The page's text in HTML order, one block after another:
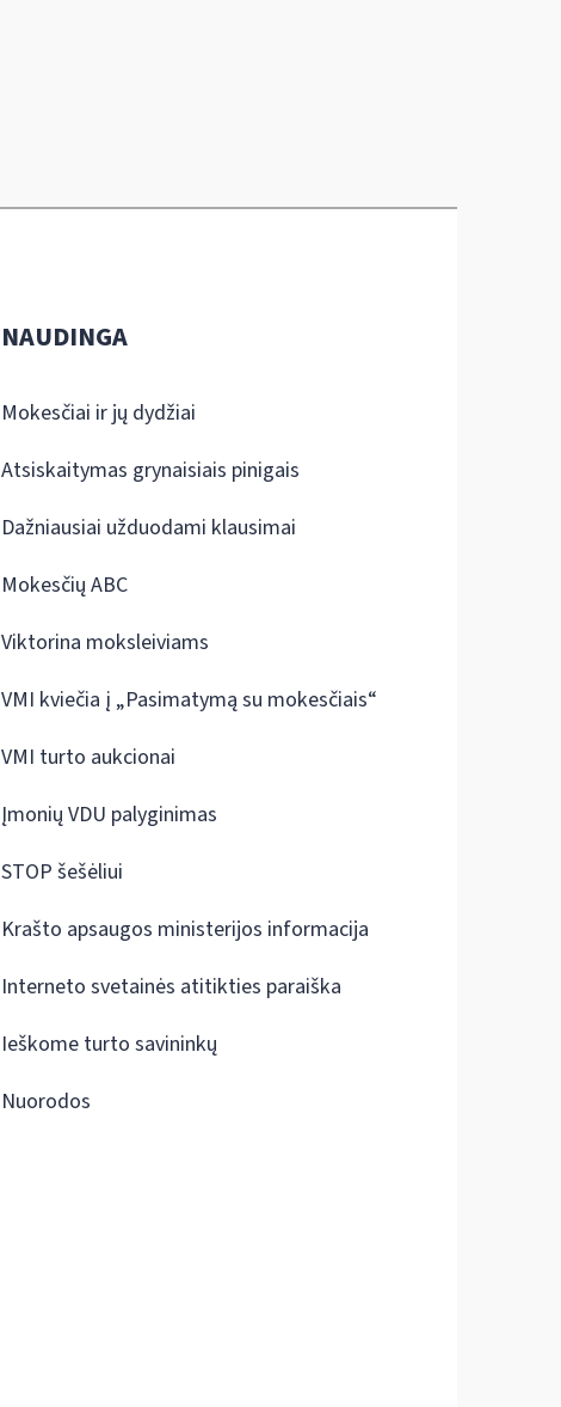
NAUDINGA
Mokesčiai ir jų dydžiai
Atsiskaitymas grynaisiais pinigais
Dažniausiai užduodami klausimai
Mokesčių ABC
Viktorina moksleiviams
VMI kviečia į „Pasimatymą su mokesčiais“
VMI turto aukcionai
Įmonių VDU palyginimas
STOP šešėliui
Krašto apsaugos ministerijos informacija
Interneto svetainės atitikties paraiška
Ieškome turto savininkų
Nuorodos